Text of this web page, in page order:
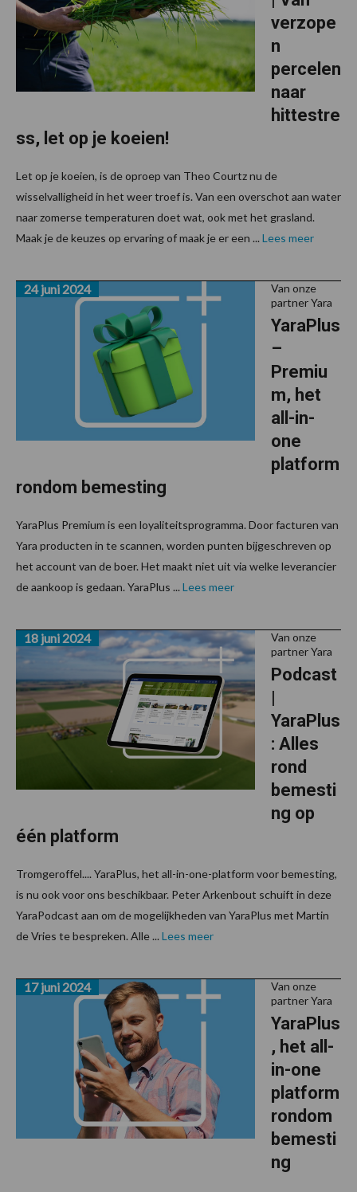
verzope
n
percelen
naar
hittestre
ss, let op je koeien!
Let op je koeien, is de oproep van Theo Courtz nu de
wisselvalligheid in het weer troef is. Van een overschot aan water
naar zomerse temperaturen doet wat, ook met het grasland.
Maak je de keuzes op ervaring of maak je er een ... Lees meer
Van onze
partner Yara
YaraPlus
–
Premiu
m, het
all-in-
one
platform
rondom bemesting
24 juni 2024
YaraPlus Premium is een loyaliteitsprogramma. Door facturen van
Yara producten in te scannen, worden punten bijgeschreven op
het account van de boer. Het maakt niet uit via welke leverancier
de aankoop is gedaan. YaraPlus ... Lees meer
Van onze
partner Yara
Podcast
|
YaraPlus
: Alles
rond
bemesti
ng op
één platform
18 juni 2024
Tromgeroffel.... YaraPlus, het all-in-one-platform voor bemesting,
is nu ook voor ons beschikbaar. Peter Arkenbout schuift in deze
YaraPodcast aan om de mogelijkheden van YaraPlus met Martin
de Vries te bespreken. Alle ... Lees meer
Van onze
partner Yara
YaraPlus
, het all-
in-one
platform
rondom
bemesti
ng
17 juni 2024